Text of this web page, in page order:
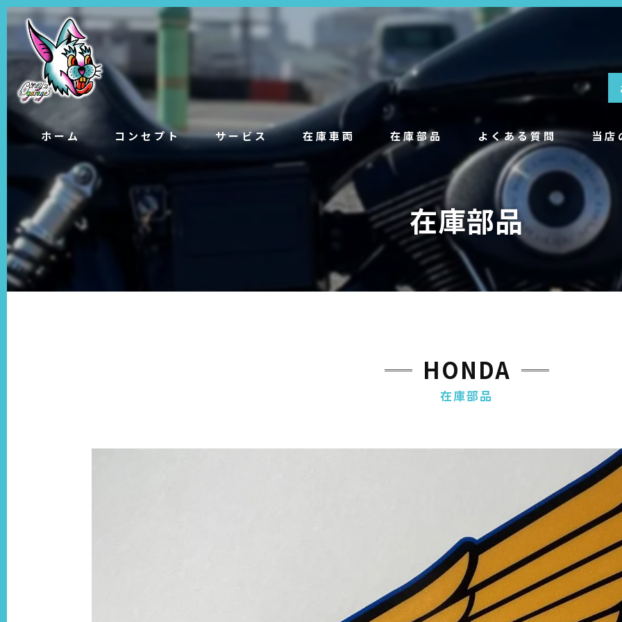
ホーム コンセプト サービス 在庫車両 在庫部品 よくある質問 当店
中古
販売
メンテ
在庫部品
在庫部品
HONDA